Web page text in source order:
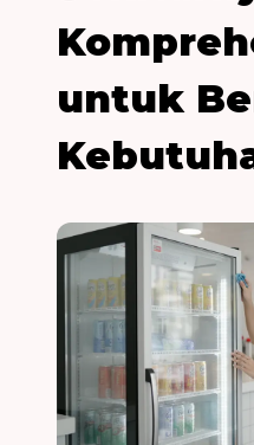
untuk